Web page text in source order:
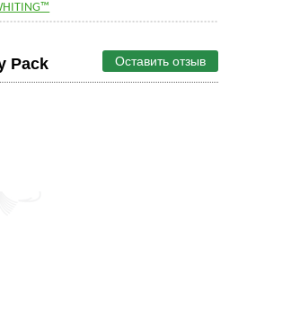
Pack Оставить отзыв